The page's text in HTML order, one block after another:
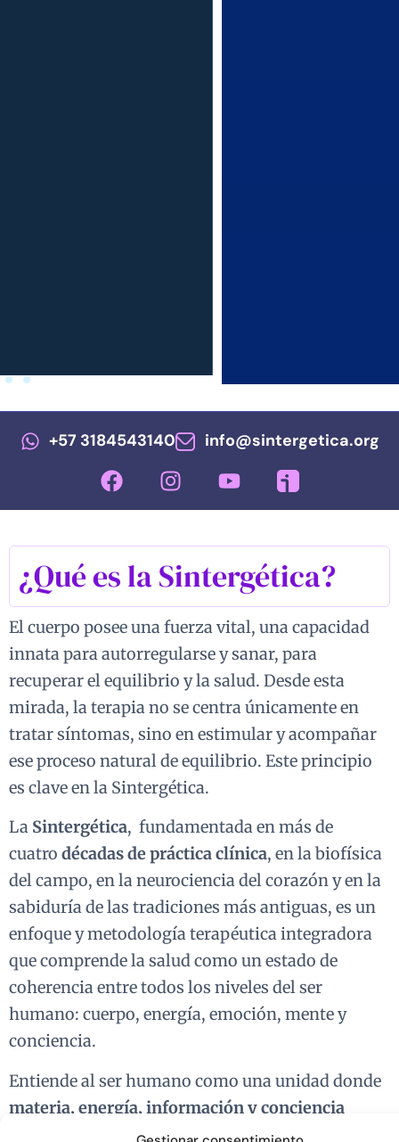
+57 3184543140 info@sintergetica.org
¿Qué es la Sintergética?
El cuerpo posee una fuerza vital, una capacidad
innata para autorregularse y sanar, para
recuperar el equilibrio y la salud. Desde esta
mirada, la terapia no se centra únicamente en
tratar síntomas, sino en estimular y acompañar
ese proceso natural de equilibrio. Este principio
es clave en la Sintergética.
La Sintergética, fundamentada en más de
cuatro décadas de práctica clínica, en la biofísica
del campo, en la neurociencia del corazón y en la
sabiduría de las tradiciones más antiguas, es un
enfoque y metodología terapéutica integradora
que comprende la salud como un estado de
coherencia entre todos los niveles del ser
humano: cuerpo, energía, emoción, mente y
conciencia.
Entiende al ser humano como una unidad donde
materia, energía, información y conciencia
están profundamente interrelacionadas. Este